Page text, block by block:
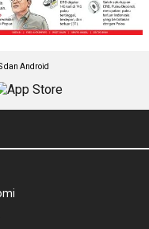
dan Android